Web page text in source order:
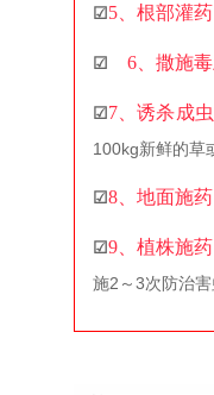
☑5、根部灌药
☑ 6、撒施毒
☑7、诱杀成虫
100kg新鲜的草
☑8、地面施药
☑9、植株施药
施2～3次防治害